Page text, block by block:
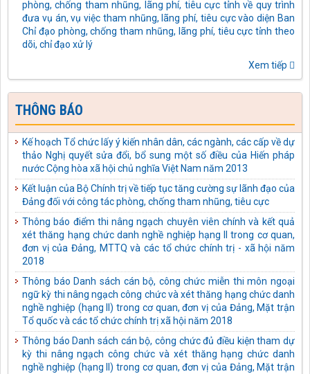
đưa vụ án, vụ việc tham nhũng, lãng phí, tiêu cực vào diện Ban
Chỉ đạo phòng, chống tham nhũng, lãng phí, tiêu cực tỉnh theo
dõi, chỉ đạo xử lý
Kế hoạch số: 05-KH/TU ngày 03/10/2025 của Tỉnh ủy Tuyên
Quang thực hiện Chỉ thị số 43-CT/TW ngày 10/4/2025 của Bộ
Chính trị về tăng cường sự lãnh đạo của Đảng đối với công tác
thể chế hóa chủ trương, đường lối của Đảng về phòng, chống
tham nhũng, lãng phí, tiêu cực thành pháp luật của Nhà nước
Kế hoạch số: 04-KH/TU ngày 03/10/2025 của Tỉnh ủy Tuyên
Quang thực hiện Quy định số 231-QĐ/TW ngày 17/01/2025
của Bộ Chính trị về bảo vệ người đấu tranh chống tham nhũng,
lãng phí, tiêu cực
Công văn số: 488-CV/TU ngày 18/09/2025 của Tỉnh ủy Tuyên
Quang Về tiếp tục thực hiện Chi thị số 14-CT/TW ngày
01/7/2022 của Bộ Chính trị
Quyết định số: 395-QĐ/TU ngày 09/09/2025 của Tỉnh ủy Tuyên
Quang kiện toàn Ban Chỉ đạo phòng, chống tham nhũng, lãng
phí, tiêu cực tỉnh Tuyên Quang
Kế hoạch số: 40-KH/TU ngày 03/09/2025 của Tỉnh ủy Tuyên
Quang thực hiện Chỉ thị số 04-CT/TW ngày 02/6/2021 của Ban
Bí thư về tăng cường sự lãnh đạo của Đảng đối với công tác thu
hồi tài sản bị thất thoát, chiếm đoạt trong các vụ án hình sự về
tham nhũng, kinh tế
Kế hoạch số: 41-KH/TU ngày 03/09/2025 của Tỉnh ủy Tuyên
Quang thực hiện Quy định số 132-QĐ/TW ngày 27/10/2023
Xem tiếp
THÔNG BÁO
Kế hoạch Tổ chức lấy ý kiến nhân dân, các ngành, các cấp về dự
thảo Nghị quyết sửa đổi, bổ sung một số điều của Hiến pháp
nước Cộng hòa xã hội chủ nghĩa Việt Nam năm 2013
Kết luận của Bộ Chính trị về tiếp tục tăng cường sự lãnh đạo của
Đảng đối với công tác phòng, chống tham nhũng, tiêu cực
Thông báo điểm thi nâng ngạch chuyên viên chính và kết quả
xét thăng hạng chức danh nghề nghiệp hạng II trong cơ quan,
đơn vị của Đảng, MTTQ và các tổ chức chính trị - xã hội năm
2018
Thông báo Danh sách cán bộ, công chức miễn thi môn ngoại
ngữ kỳ thi nâng ngạch công chức và xét thăng hạng chức danh
nghề nghiệp (hạng II) trong cơ quan, đơn vị của Đảng, Mặt trận
Tổ quốc và các tổ chức chính trị xã hội năm 2018
Thông báo Danh sách cán bộ, công chức đủ điều kiện tham dự
kỳ thi nâng ngạch công chức và xét thăng hạng chức danh
nghề nghiệp (hạng II) trong cơ quan, đơn vị của Đảng, Mặt trận